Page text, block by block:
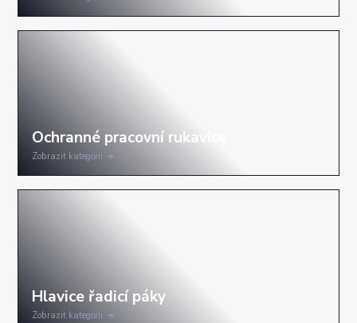
Zobrazit kategorii
Zobrazit kategorii